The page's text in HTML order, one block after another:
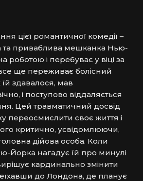
цієї романтичної комедії –
та приваблива мешканка Нью-
роботою і перебуває у віці за
ще переживає болісний
здавалося, мав
і поступово віддаляється
Цей травматичний досвід
переосмислити своє життя і
критично, усвідомлюючи,
дійова особа. Коли
Йорка нагадує їй про минулі
кардинально змінити
до Лондона, де планує